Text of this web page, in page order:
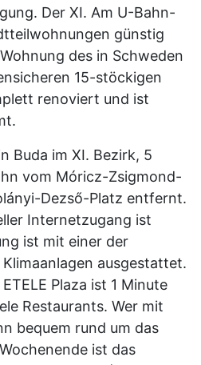
Der XI. Am U-Bahn-
günstig
des in Schweden
15-stöckigen
renoviert und ist
Buda im XI. Bezirk, 5
vom Móricz-Zsigmond-
Dezső-Platz entfernt.
Internetzugang ist
ist mit einer der
ausgestattet.
Plaza ist 1 Minute
Restaurants. Wer mit
bequem rund um das
ist das